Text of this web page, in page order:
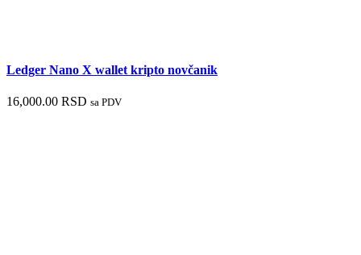
Ledger Nano X wallet kripto novčanik
16,000.00 RSD sa PDV